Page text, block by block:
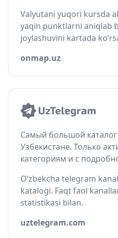
Valyutani yuqori kursda
yaqin punktlarni aniqlab
joylashuvini kartada
onmap.uz
Самый большой каталог
Узбекистане. Только
категориям и с
O‘zbekcha telegram
katalogi. Faqt faol
statistikasi bilan.
uztelegram.com